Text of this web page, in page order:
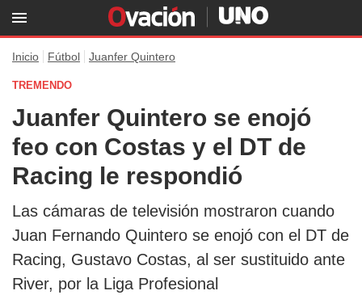
Inicio Fútbol Juanfer Quintero
TREMENDO
Juanfer Quintero se enojó
feo con Costas y el DT de
Racing le respondió
Las cámaras de televisión mostraron cuando
Juan Fernando Quintero se enojó con el DT de
Racing, Gustavo Costas, al ser sustituido ante
River, por la Liga Profesional